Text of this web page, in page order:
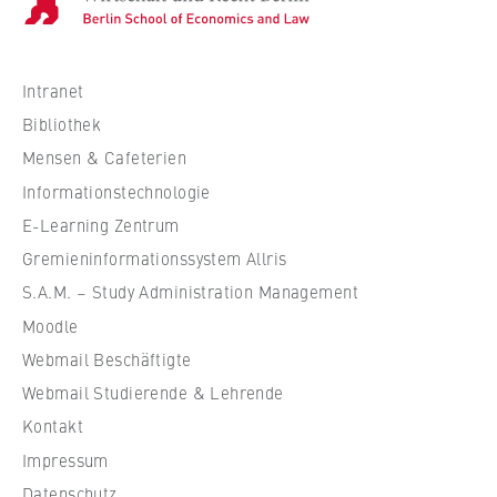
c
s
c
u
l
e
f
i
r
t
c
Intranet
Bibliothek
Mensen & Cafeterien
Informationstechnologie
E-Learning Zentrum
Gremieninformationssystem Allris
S.A.M. – Study Administration Management
Moodle
Webmail Beschäftigte
Webmail Studierende & Lehrende
Kontakt
Impressum